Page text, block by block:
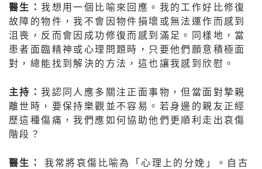
醫生：我想用一個比喻來回應。我的工作好比修復
故障的物件，我不會因物件損壞或無法運作而感到
沮喪，反而會因成功修復而感到滿足。同樣地，當
患者面臨精神或心理問題時，只要他們願意積極面
對，總能找到解決的方法，這也讓我感到欣慰。
主持：我認同人應多關注正面事物，但當面對摯親
離世時，要保持樂觀並不容易。若身邊的親友正經
歷這種傷痛，我們應如何協助他們更順利走出哀傷
階段？
醫生：
我常將哀傷比喻為「心理上的分娩」。自古